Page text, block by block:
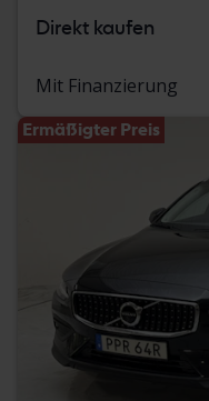
Direkt kaufen
Mit Finanzierung
Ermäßigter Preis